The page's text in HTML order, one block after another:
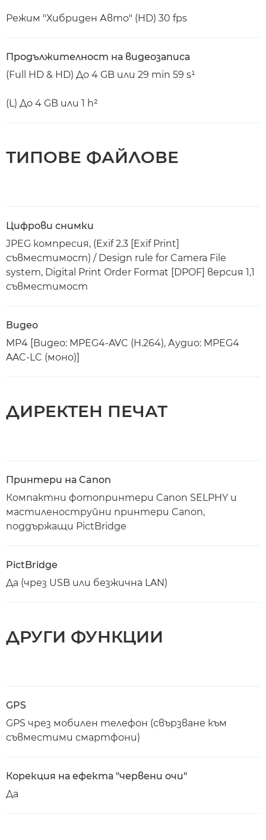
Режим "Хибриден Авто" (HD) 30 fps
Продължителност на видеозаписа
(Full HD & HD) До 4 GB или 29 min 59 s¹
(L) До 4 GB или 1 h²
ТИПОВЕ ФАЙЛОВЕ
Цифрови снимки
JPEG компресия, (Exif 2.3 [Exif Print]
съвместимост) / Design rule for Camera File
system, Digital Print Order Format [DPOF] версия 1,1
съвместимост
Видео
MP4 [Видео: MPEG4-AVC (H.264), Аудио: MPEG4
AAC-LC (моно)]
ДИРЕКТЕН ПЕЧАТ
Принтери на Canon
Компактни фотопринтери Canon SELPHY и
мастиленоструйни принтери Canon,
поддържащи PictBridge
PictBridge
Да (чрез USB или безжична LAN)
ДРУГИ ФУНКЦИИ
GPS
GPS чрез мобилен телефон (свързване към
съвместими смартфони)
Корекция на ефекта "червени очи"
Да